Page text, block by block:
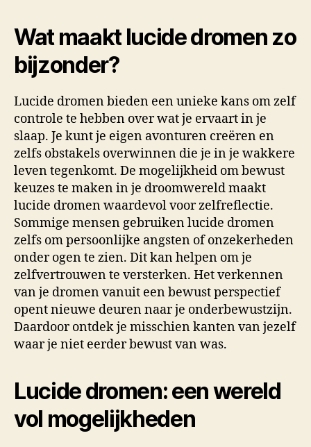
Wat maakt lucide dromen zo
bijzonder?
Lucide dromen bieden een unieke kans om zelf
controle te hebben over wat je ervaart in je
slaap. Je kunt je eigen avonturen creëren en
zelfs obstakels overwinnen die je in je wakkere
leven tegenkomt. De mogelijkheid om bewust
keuzes te maken in je droomwereld maakt
lucide dromen waardevol voor zelfreflectie.
Sommige mensen gebruiken lucide dromen
zelfs om persoonlijke angsten of onzekerheden
onder ogen te zien. Dit kan helpen om je
zelfvertrouwen te versterken. Het verkennen
van je dromen vanuit een bewust perspectief
opent nieuwe deuren naar je onderbewustzijn.
Daardoor ontdek je misschien kanten van jezelf
waar je niet eerder bewust van was.
Lucide dromen: een wereld
vol mogelijkheden